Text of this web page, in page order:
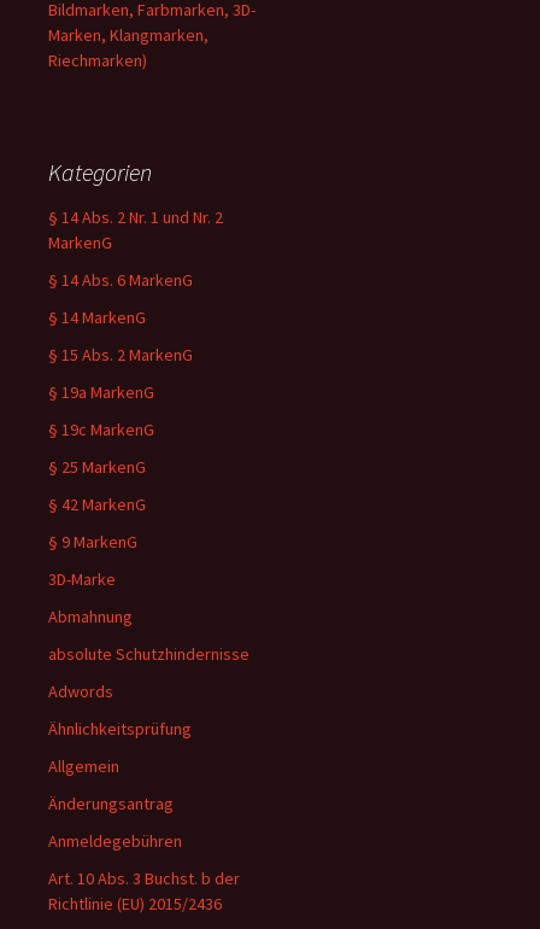
Bildmarken, Farbmarken, 3D-
Marken, Klangmarken,
Riechmarken)
Kategorien
§ 14 Abs. 2 Nr. 1 und Nr. 2
MarkenG
§ 14 Abs. 6 MarkenG
§ 14 MarkenG
§ 15 Abs. 2 MarkenG
§ 19a MarkenG
§ 19c MarkenG
§ 25 MarkenG
§ 42 MarkenG
§ 9 MarkenG
3D-Marke
Abmahnung
absolute Schutzhindernisse
Adwords
Ähnlichkeitsprüfung
Allgemein
Änderungsantrag
Anmeldegebühren
Art. 10 Abs. 3 Buchst. b der
Richtlinie (EU) 2015/2436